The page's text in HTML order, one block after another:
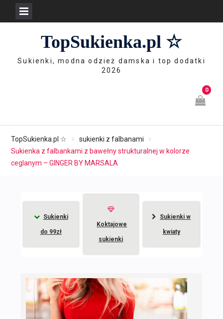
TopSukienka.pl ☆
Sukienki, modna odzież damska i top dodatki
2026
0
TopSukienka.pl ☆
sukienki z falbanami
Sukienka z falbankami z bawełny strukturalnej w kolorze
ceglanym – GINGER BY MARSALA
Sukienki
do 99zł
Koktajowe
sukienki
Sukienki w
kwiaty